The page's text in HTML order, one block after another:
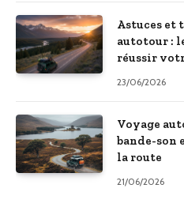
Astuces et
autotour :
réussir
23/06/2026
Voyage
bande-son
la route
21/06/2026